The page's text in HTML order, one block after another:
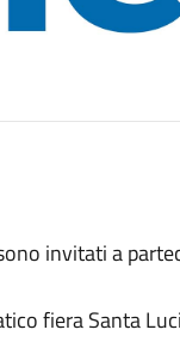
invitati a
fiera Santa